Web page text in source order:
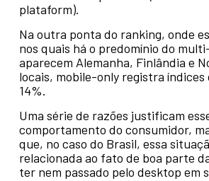
plataform).
Na outra ponta do ranking, onde
nos quais há o predomínio do
aparecem Alemanha, Finlândia e
locais, mobile-only registra índices
14%.
Uma série de razões justificam
comportamento do consumidor,
que, no caso do Brasil, essa
relacionada ao fato de boa parte
ter nem passado pelo desktop em